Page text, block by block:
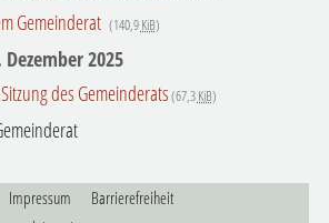
Gemeinderat (140,9KiB)
2025
des Gemeinderats(67,3KiB)
Impressum
Barrierefreiheit